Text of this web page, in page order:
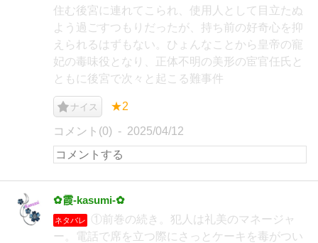
住む後宮に連れてこられ、使用人として目立たぬ
よう過ごすつもりだったが、持ち前の好奇心を抑
えられるはずもない。ひょんなことから皇帝の寵
妃の毒味役となり、正体不明の美形の宦官任氏と
ともに後宮で次々と起こる難事件
ナイス ★2
コメント(0) 2025/04/12
✿霞-kasumi-✿
ネタバレ
①前巻の続き。犯人は礼美のマネージャ
ー。電話で席を立つ際にさっとケーキを毒がつい